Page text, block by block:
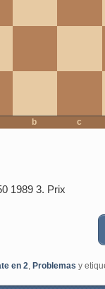
b c
1989 3. Prix
en 2, Problemas y